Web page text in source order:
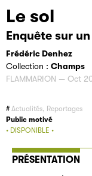
Le sol
Enquête sur
Frédéric Denhez
Collection : Champs
FLAMMARION — Oct
Actualités, Reportages
Public motivé
• DISPONIBLE •
PRÉSENTATION